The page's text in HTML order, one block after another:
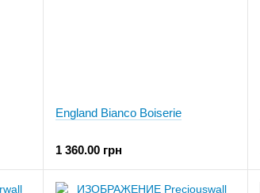
England Bianco Boiserie
1 360.00 грн